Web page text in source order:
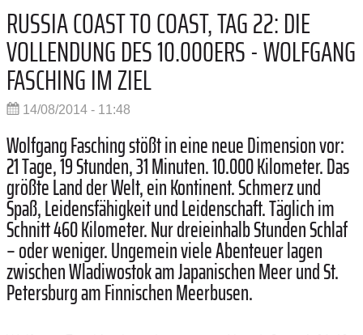
RUSSIA COAST TO COAST, TAG 22: DIE
VOLLENDUNG DES 10.000ERS - WOLFGANG
FASCHING IM ZIEL
14/08/2014 - 11:48
Wolfgang Fasching stößt in eine neue Dimension vor:
21 Tage, 19 Stunden, 31 Minuten. 10.000 Kilometer. Das
größte Land der Welt, ein Kontinent. Schmerz und
Spaß, Leidensfähigkeit und Leidenschaft. Täglich im
Schnitt 460 Kilometer. Nur dreieinhalb Stunden Schlaf
– oder weniger. Ungemein viele Abenteuer lagen
zwischen Wladiwostok am Japanischen Meer und St.
Petersburg am Finnischen Meerbusen.